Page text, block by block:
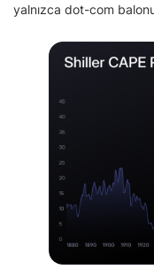
yalnızca dot-com